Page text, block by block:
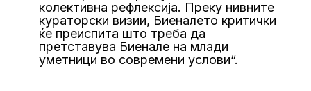
колективна рефлексија. Преку нивните
кураторски визии, Биеналето критички
ќе преиспита што треба да
претставува Биенале на млади
уметници во современи услови“.